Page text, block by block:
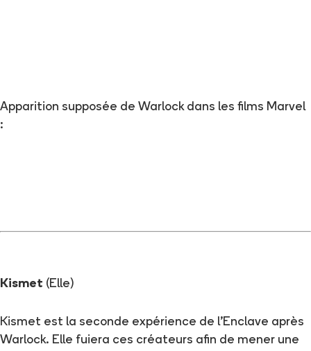
Apparition supposée de Warlock dans les films Marvel
:
Kismet (Elle)
Kismet est la seconde expérience de l'Enclave après
Warlock. Elle fuiera ces créateurs afin de mener une